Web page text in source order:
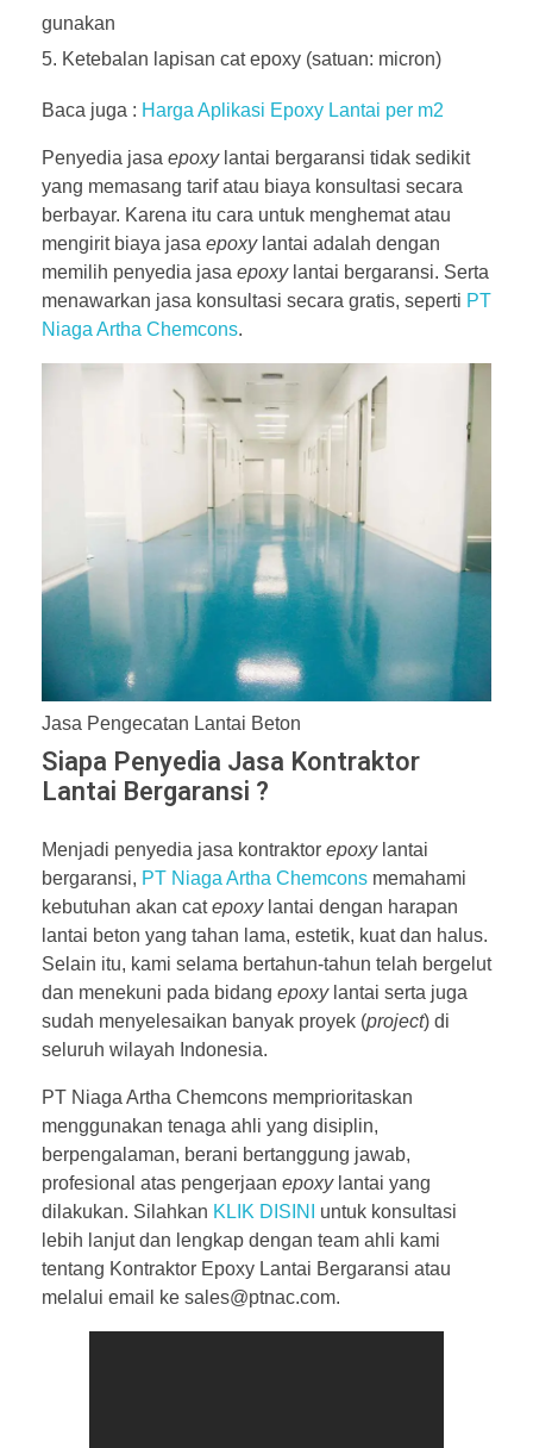
gunakan
Ketebalan lapisan cat epoxy (satuan: micron)
Baca juga : Harga Aplikasi Epoxy Lantai per m2
Penyedia jasa epoxylantai bergaransi tidak sedikit
yang memasang tarif atau biaya konsultasi secara
berbayar. Karena itu cara untuk menghemat atau
mengirit biaya jasa epoxylantai adalah dengan
memilih penyedia jasa epoxylantai bergaransi. Serta
menawarkan jasa konsultasi secara gratis, seperti PT
Niaga Artha Chemcons.
Jasa Pengecatan Lantai Beton
Siapa Penyedia Jasa Kontraktor
Lantai Bergaransi ?
Menjadi penyedia jasa kontraktor epoxylantai
bergaransi, PT Niaga Artha Chemcons memahami
kebutuhan akan catepoxylantai dengan harapan
lantai beton yang tahan lama, estetik, kuat dan halus.
Selain itu, kami selama bertahun-tahun telah bergelut
dan menekuni pada bidang epoxylantai serta juga
sudah menyelesaikan banyak proyek (project) di
seluruh wilayah Indonesia.
PT Niaga Artha Chemcons memprioritaskan
menggunakan tenaga ahli yang disiplin,
berpengalaman, berani bertanggung jawab,
profesional atas pengerjaan epoxylantai yang
dilakukan. Silahkan KLIK DISINI
untuk konsultasi
lebih lanjut dan lengkap dengan team ahli kami
tentang Kontraktor Epoxy Lantai Bergaransi atau
melalui email ke sales@ptnac.com.